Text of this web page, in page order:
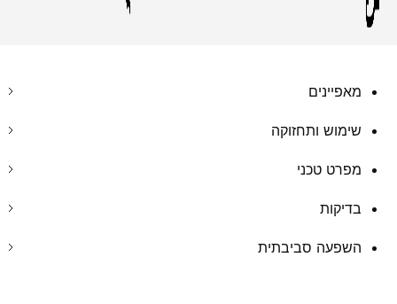
מאפיינים
שימוש ותחזוקה
מפרט טכני
בדיקות
השפעה סביבתית